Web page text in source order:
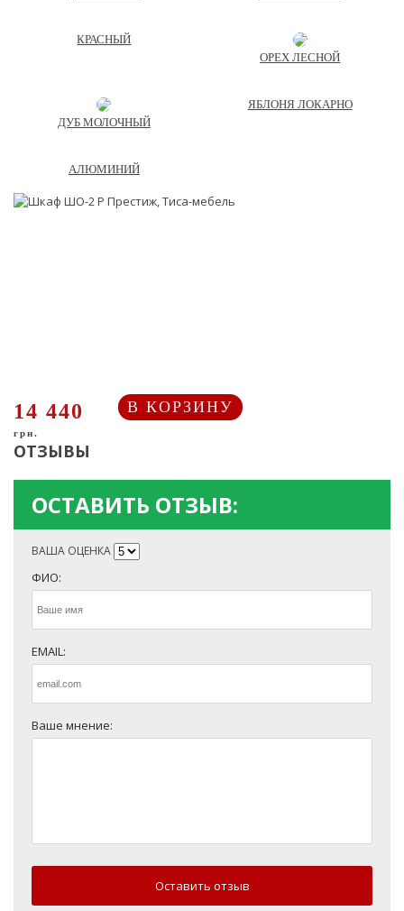
КРАСНЫЙ
ОРЕХ ЛЕСНОЙ
ДУБ МОЛОЧНЫЙ
ЯБЛОНЯ ЛОКАРНО
АЛЮМИНИЙ
14 440
грн.
В КОРЗИНУ
ОТЗЫВЫ
ОСТАВИТЬ ОТЗЫВ:
ВАША ОЦЕНКА
ФИО:
EMAIL:
Ваше мнение:
Оставить отзыв